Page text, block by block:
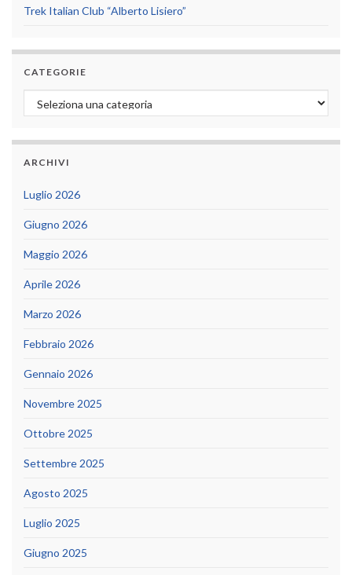
Trek Italian Club “Alberto Lisiero”
CATEGORIE
Categorie
ARCHIVI
Luglio 2026
Giugno 2026
Maggio 2026
Aprile 2026
Marzo 2026
Febbraio 2026
Gennaio 2026
Novembre 2025
Ottobre 2025
Settembre 2025
Agosto 2025
Luglio 2025
Giugno 2025